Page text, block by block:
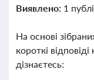
Виявлено: 1
На основі
короткі
дізнаєтесь: